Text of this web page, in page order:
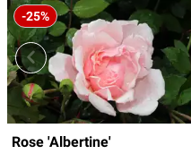
-25%
Rose 'Albertine'